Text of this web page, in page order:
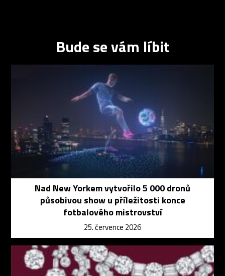
Bude se vám líbit
Nad New Yorkem vytvořilo 5 000 dronů
působivou show u příležitosti konce
fotbalového mistrovství
25. července 2026